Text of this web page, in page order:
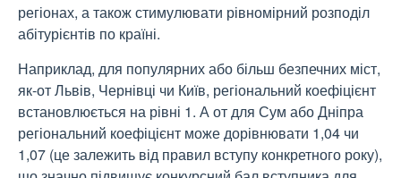
регіонах, а також стимулювати рівномірний розподіл
абітурієнтів по країні.
Наприклад, для популярних або більш безпечних міст,
як-от Львів, Чернівці чи Київ, регіональний коефіцієнт
встановлюється на рівні 1. А от для Сум або Дніпра
регіональний коефіцієнт може дорівнювати 1,04 чи
1,07 (це залежить від правил вступу конкретного року),